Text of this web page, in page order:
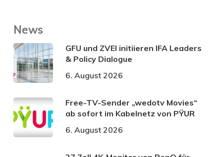
News
GFU und ZVEI initiieren IFA Leaders
& Policy Dialogue
6. August 2026
Free-TV-Sender „wedotv Movies“
ab sofort im Kabelnetz von PŸUR
6. August 2026